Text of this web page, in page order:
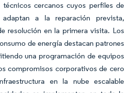
cercanos cuyos perfiles de
a la reparación prevista,
resolución en la primera visita. Los
de energía destacan patrones
una programación de equipos
compromisos corporativos de cero
en la nube escalable